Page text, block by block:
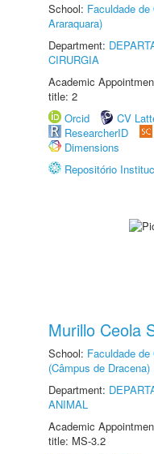
School: Faculdade
Araraquara)
Department:
CIRURGIA
Academic
title: 2
Orcid
CV
ResearcherID
Dimensions
Repositório
Murillo Ceola
School: Faculdade
(Câmpus de Dracena)
Department:
ANIMAL
Academic
title: MS-3.2